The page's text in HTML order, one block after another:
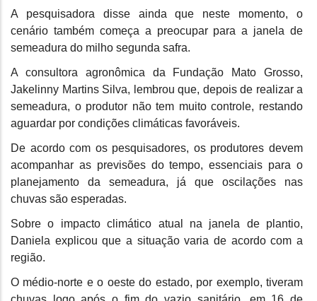
A pesquisadora disse ainda que neste momento, o
cenário também começa a preocupar para a janela de
semeadura do milho segunda safra.
A consultora agronômica da Fundação Mato Grosso,
Jakelinny Martins Silva, lembrou que, depois de realizar a
semeadura, o produtor não tem muito controle, restando
aguardar por condições climáticas favoráveis.
De acordo com os pesquisadores, os produtores devem
acompanhar as previsões do tempo, essenciais para o
planejamento da semeadura, já que oscilações nas
chuvas são esperadas.
Sobre o impacto climático atual na janela de plantio,
Daniela explicou que a situação varia de acordo com a
região.
O médio-norte e o oeste do estado, por exemplo, tiveram